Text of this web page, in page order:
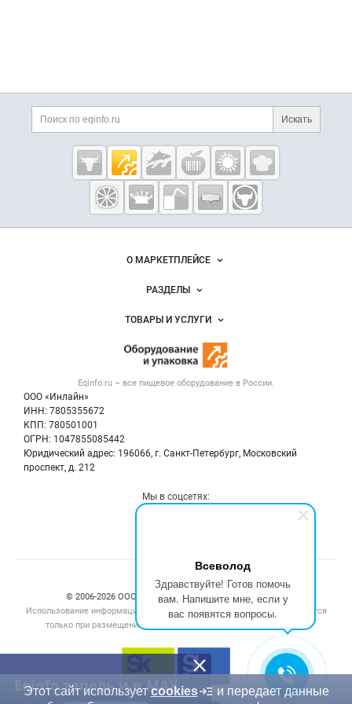
Всеволод
Здравствуйте! Готов помочь
вам. Напишите мне, если у
вас появятся вопросы.
Eqinfo теперь и в MAX
Искать
Eqinfo.ru —
пищевое
оборудование
и упаковка
Eqinfo.ru – все пищевое оборудование в России.
ООО «Инлайн»
ИНН: 7805355672
КПП: 780501001
ОГРН: 1047855085442
Юридический адрес: 196066, г. Санкт-Петербург, Московский
проспект, д. 212
О МАРКЕТПЛЕЙСЕ
Новости Eqinfo.ru
Размещение рекламы
Публичная оферта
Контактная информация
Политика обработки персональных данных
РАЗДЕЛЫ
Объявления
Вакансии
ТОВАРЫ И УСЛУГИ
Оборудование для пищепрома
Тара и упаковка
Б/у оборудование
Мы в соцсетях:
© 2006‑2026 ООО “Инлайн”. 12+ Все права защищены.
Использование информации, размещенной на данном сайте, допускается
только при размещении активной гиперссылки на сайт
Этот сайт используетcookies
и передает данные